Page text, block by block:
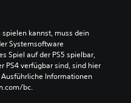
spielen kannst, muss dein
Systemsoftware
Spiel auf der PS5 spielbar,
PS4 verfügbar sind, sind hier
Informationen
bc.